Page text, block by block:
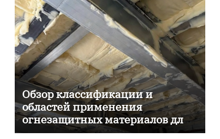
Обзор классификации и
областей применения
огнезащитных материалов для
пассивной противопожарной